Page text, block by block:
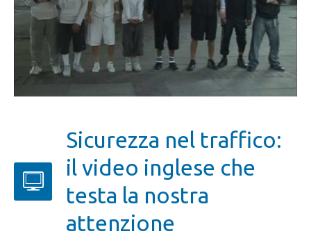
Sicurezza nel traffico:
il video inglese che
testa la nostra
attenzione